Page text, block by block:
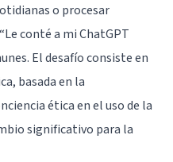
o procesar
conté a mi ChatGPT
El desafío consiste en
basada en la
ética en el uso de la
significativo para la